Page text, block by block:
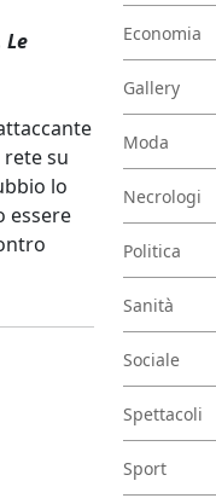
su
lo
essere
Economia
Gallery
Moda
Necrologi
Politica
Sanità
Sociale
Spettacoli
Sport